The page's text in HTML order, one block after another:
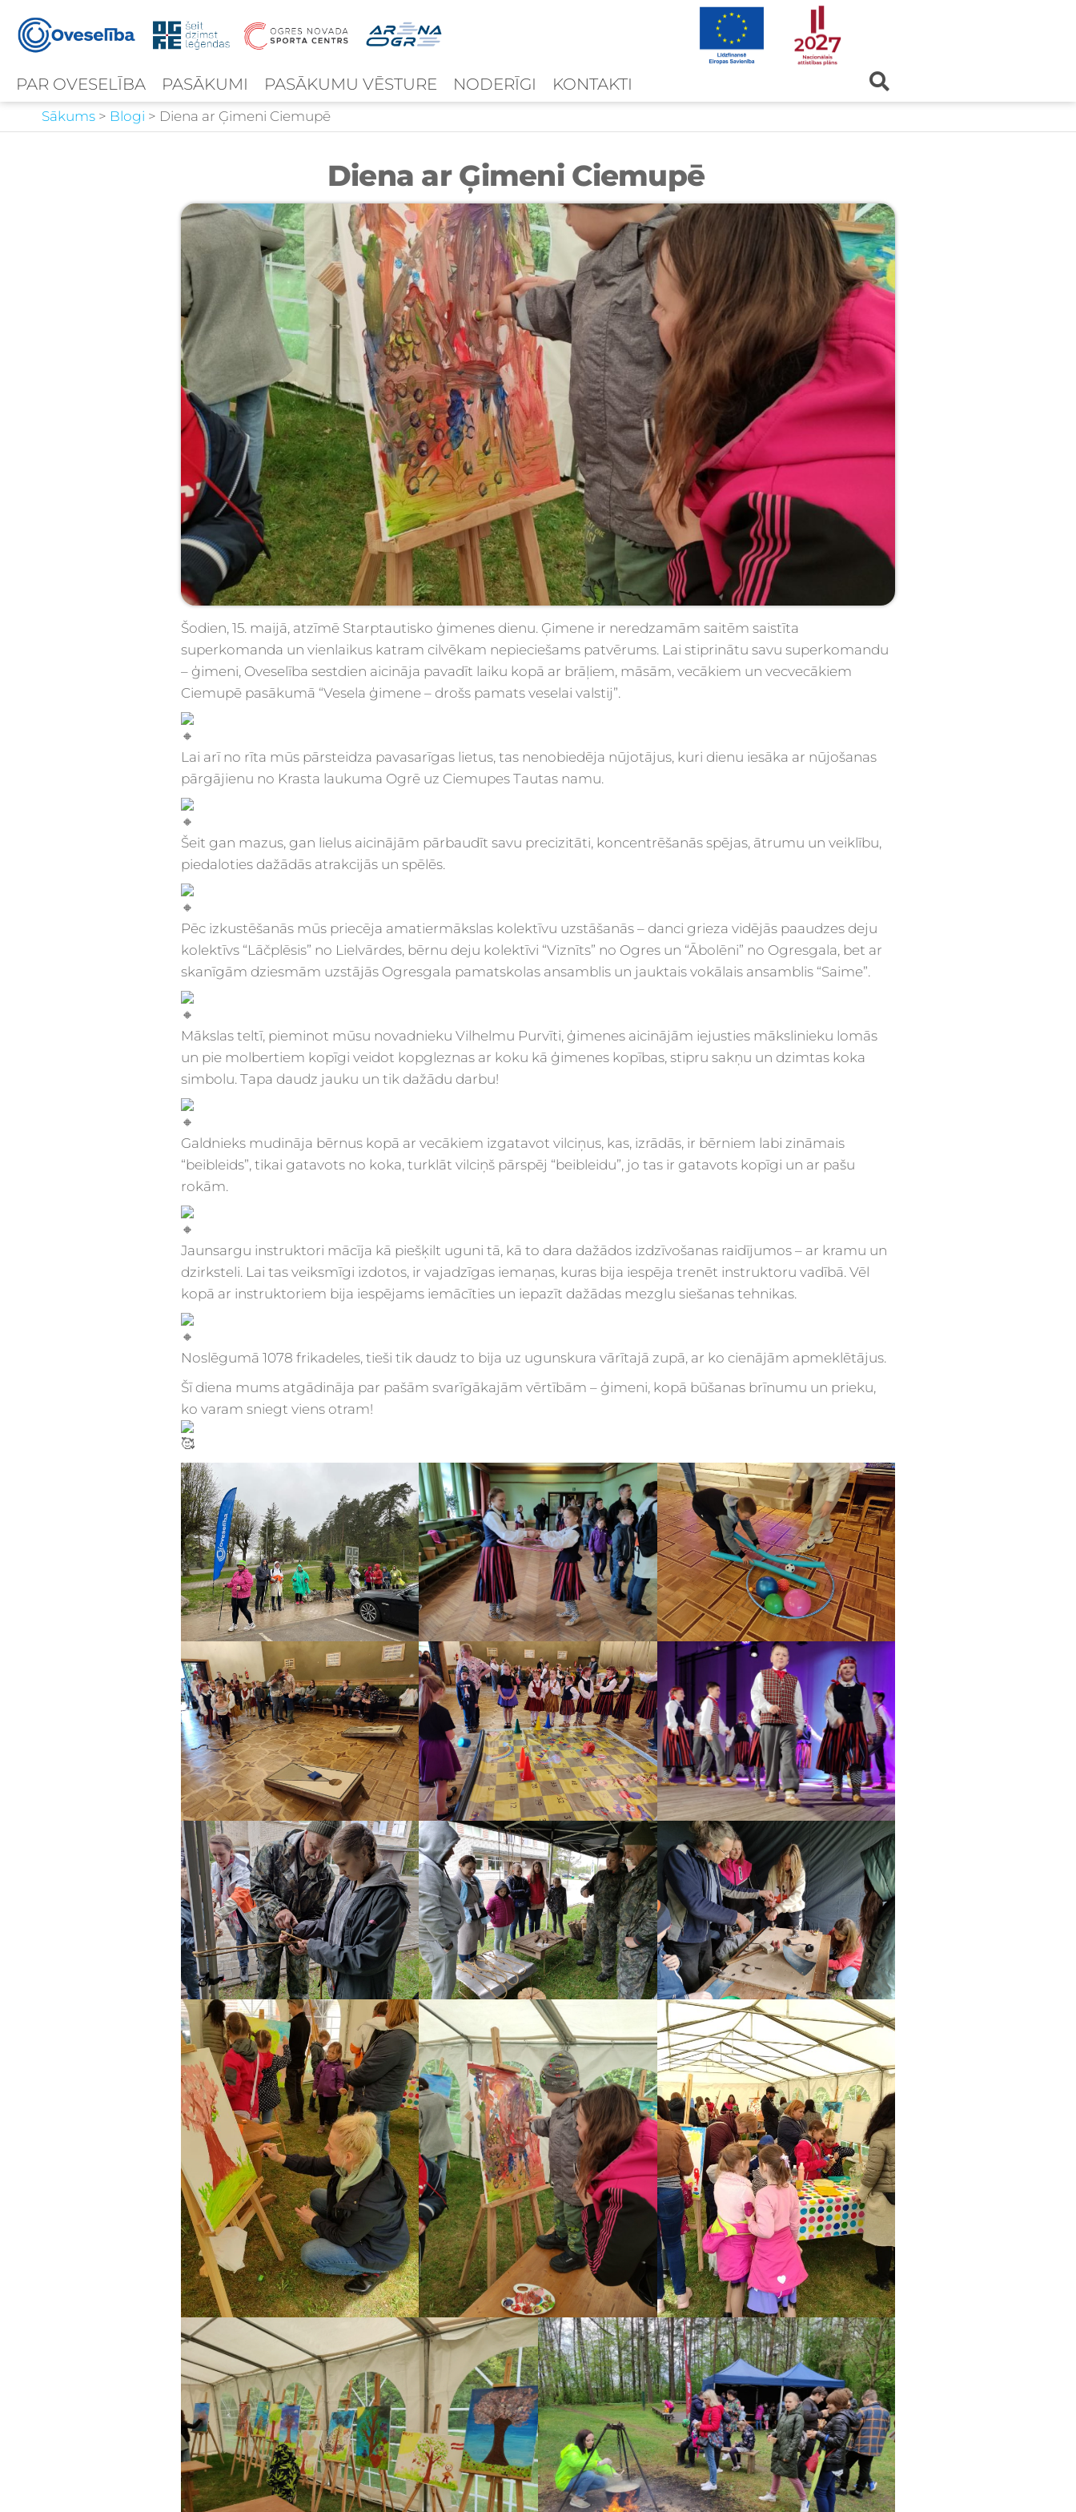
PAR OVESELĪBA PASĀKUMI PASĀKUMU VĒSTURE NODERĪGI KONTAKTI
Sākums > Blogi > Diena ar Ģimeni Ciemupē
Diena ar Ģimeni Ciemupē
Šodien, 15. maijā, atzīmē Starptautisko ģimenes dienu. Ģimene ir neredzamām saitēm saistīta
superkomanda un vienlaikus katram cilvēkam nepieciešams patvērums. Lai stiprinātu savu superkomandu
– ģimeni, Oveselība sestdien aicināja pavadīt laiku kopā ar brāļiem, māsām, vecākiem un vecvecākiem
Ciemupē pasākumā “Vesela ģimene – drošs pamats veselai valstij”.
Lai arī no rīta mūs pārsteidza pavasarīgas lietus, tas nenobiedēja nūjotājus, kuri dienu iesāka ar nūjošanas
pārgājienu no Krasta laukuma Ogrē uz Ciemupes Tautas namu.
Šeit gan mazus, gan lielus aicinājām pārbaudīt savu precizitāti, koncentrēšanās spējas, ātrumu un veiklību,
piedaloties dažādās atrakcijās un spēlēs.
Pēc izkustēšanās mūs priecēja amatiermākslas kolektīvu uzstāšanās – danci grieza vidējās paaudzes deju
kolektīvs “Lāčplēsis” no Lielvārdes, bērnu deju kolektīvi “Viznīts” no Ogres un “Ābolēni” no Ogresgala, bet ar
skanīgām dziesmām uzstājās Ogresgala pamatskolas ansamblis un jauktais vokālais ansamblis “Saime”.
Mākslas teltī, pieminot mūsu novadnieku Vilhelmu Purvīti, ģimenes aicinājām iejusties mākslinieku lomās
un pie molbertiem kopīgi veidot kopgleznas ar koku kā ģimenes kopības, stipru sakņu un dzimtas koka
simbolu. Tapa daudz jauku un tik dažādu darbu!
Galdnieks mudināja bērnus kopā ar vecākiem izgatavot vilciņus, kas, izrādās, ir bērniem labi zināmais
“beibleids”, tikai gatavots no koka, turklāt vilciņš pārspēj “beibleidu”, jo tas ir gatavots kopīgi un ar pašu
rokām.
Jaunsargu instruktori mācīja kā piešķilt uguni tā, kā to dara dažādos izdzīvošanas raidījumos – ar kramu un
dzirksteli. Lai tas veiksmīgi izdotos, ir vajadzīgas iemaņas, kuras bija iespēja trenēt instruktoru vadībā. Vēl
kopā ar instruktoriem bija iespējams iemācīties un iepazīt dažādas mezglu siešanas tehnikas.
Noslēgumā 1078 frikadeles, tieši tik daudz to bija uz ugunskura vārītajā zupā, ar ko cienājām apmeklētājus.
Šī diena mums atgādināja par pašām svarīgākajām vērtībām – ģimeni, kopā būšanas brīnumu un prieku,
ko varam sniegt viens otram!